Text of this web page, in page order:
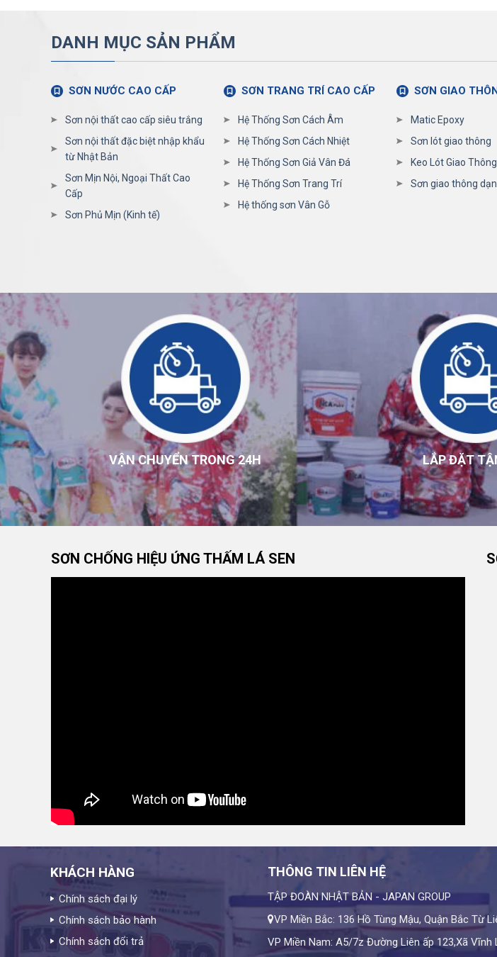
DANH MỤC SẢN PHẨM
SƠN NƯỚC CAO CẤP
Sơn nội thất cao cấp siêu trắng
Sơn nội thất đặc biệt nhập khẩu
từ Nhật Bản
Sơn Mịn Nội, Ngoại Thất Cao
Cấp
Sơn Phủ Mịn (Kinh tế)
SƠN TRANG TRÍ CAO CẤP
Hệ Thống Sơn Cách Âm
Hệ Thống Sơn Cách Nhiệt
Hệ Thống Sơn Giả Vân Đá
Hệ Thống Sơn Trang Trí
Hệ thống sơn Vân Gỗ
SƠN GIAO
Matic Epoxy
Sơn lót giao thông
Keo Lót Giao Thông
Sơn giao thông
VẬN CHUYỂN TRONG 24H LẮP ĐẶT
SƠN CHỐNG HIỆU ỨNG THẤM LÁ SEN
KHÁCH HÀNG
Chính sách đại lý
Chính sách bảo hành
Chính sách đổi trả
THÔNG TIN LIÊN HỆ
TẬP ĐOÀN NHẬT BẢN - JAPAN GROUP
VP Miền Bắc: 136 Hồ Tùng Mậu, Quận Bắc Từ
VP Miền Nam: A5/7z Đường Liên ấp 123,Xã Vĩnh